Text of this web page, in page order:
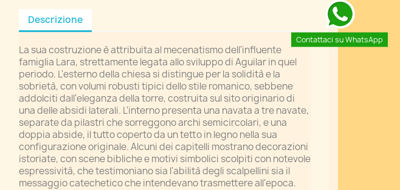
Descrizione
La sua costruzione è attribuita al mecenatismo dell'influente
famiglia Lara, strettamente legata allo sviluppo di Aguilar in quel
periodo. L'esterno della chiesa si distingue per la solidità e la
sobrietà, con volumi robusti tipici dello stile romanico, sebbene
addolciti dall'eleganza della torre, costruita sul sito originario di
una delle absidi laterali. L'interno presenta una navata a tre navate,
separate da pilastri che sorreggono archi semicircolari, e una
doppia abside, il tutto coperto da un tetto in legno nella sua
configurazione originale. Alcuni dei capitelli mostrano decorazioni
istoriate, con scene bibliche e motivi simbolici scolpiti con notevole
espressività, che testimoniano sia l'abilità degli scalpellini sia il
messaggio catechetico che intendevano trasmettere all'epoca.
Contattaci su WhatsApp